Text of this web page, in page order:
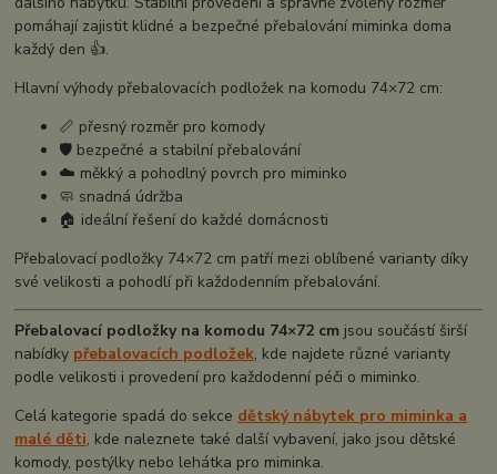
pomáhají zajistit klidné a bezpečné přebalování miminka doma
každý den 👍.
Hlavní výhody přebalovacích podložek na komodu 74×72 cm:
📏 přesný rozměr pro komody
🛡️ bezpečné a stabilní přebalování
☁️ měkký a pohodlný povrch pro miminko
🧼 snadná údržba
🏠 ideální řešení do každé domácnosti
Přebalovací podložky 74×72 cm patří mezi oblíbené varianty díky
své velikosti a pohodlí při každodenním přebalování.
Přebalovací podložky na komodu 74×72 cm jsou součástí širší
nabídky přebalovacích podložek, kde najdete různé varianty
podle velikosti i provedení pro každodenní péči o miminko.
Celá kategorie spadá do sekce dětský nábytek pro miminka a
malé děti, kde naleznete také další vybavení, jako jsou dětské
komody, postýlky nebo lehátka pro miminka.